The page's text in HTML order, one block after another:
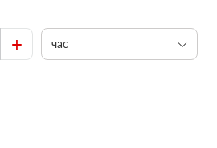
+ час